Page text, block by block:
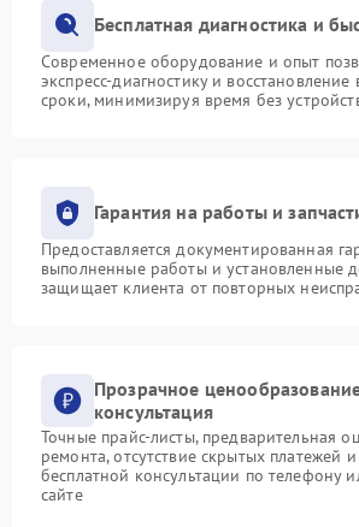
Бесплатная диагностика и
Современное оборудование и опыт
экспресс-диагностику и
сроки, минимизируя время без
Гарантия на работы и
Предоставляется документированная
выполненные работы и установленные
защищает клиента от повторных
Прозрачное
консультация
Точные прайс-листы, предварительная
ремонта, отсутствие скрытых платежей
бесплатной консультации по телефону
сайте